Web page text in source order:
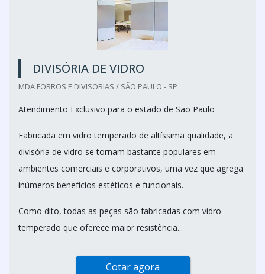
DIVISÓRIA DE VIDRO
MDA FORROS E DIVISORIAS / SÃO PAULO - SP
Atendimento Exclusivo para o estado de São Paulo
Fabricada em vidro temperado de altíssima qualidade, a
divisória de vidro se tornam bastante populares em
ambientes comerciais e corporativos, uma vez que agrega
inúmeros benefícios estéticos e funcionais.
Como dito, todas as peças são fabricadas com vidro
temperado que oferece maior resistência...
Cotar agora